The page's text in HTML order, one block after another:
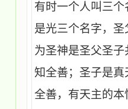
有时一个人叫三
是光三个名字，
为圣神是圣父圣
知全善；圣子是
全善，有天主的本